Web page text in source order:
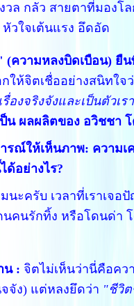
วล กลัว สายตาที่มองโ
วใจเต้นแรง อึดอัด
ความหลงบิดเบือน) ยื
ให้จิตเชื่ออย่างสนิทใจ
องจริงจังและเป็นตัวเร
ป็น ผลผลิตของ อวิชชา
รณ์ให้เห็นภาพ: ความเ
ด้อย่างไร?
นะครับ เวลาที่เราเจอ
นคนรักทิ้ง หรือโดนด่า
น : จิตไม่เห็นว่านี่คือคว
จัง) แต่หลงยึดว่า "ชีวิ